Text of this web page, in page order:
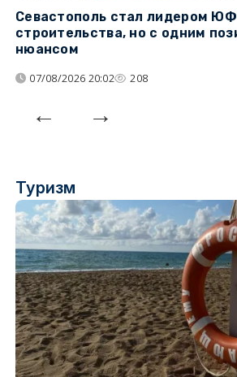
Севастополь стал лидером
строительства, но с одним
нюансом
07/08/2026 20:02 208
Туризм